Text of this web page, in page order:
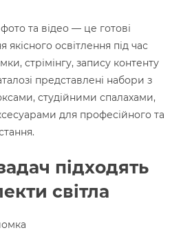
та відео — це готові
освітлення під час
стрімінгу, запису контенту
представлені набори з
студійними спалахами,
для професійного та
підходять
світла